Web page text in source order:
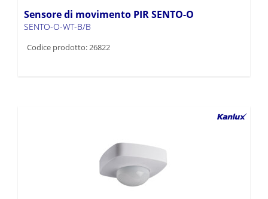
Sensore di movimento PIR SENTO-O
SENTO-O-WT-B/B
Codice prodotto: 26822